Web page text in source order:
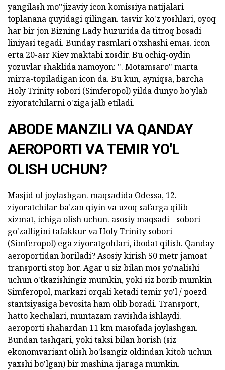
yangilash mo''jizaviy icon komissiya natijalari
toplanana quyidagi qilingan. tasvir ko'z yoshlari, oyoq
har bir jon Bizning Lady huzurida da titroq bosadi
liniyasi tegadi. Bunday rasmlari o'xshashi emas. icon
erta 20-asr Kiev maktabi xosdir. Bu ochiq-oydin
yozuvlar shaklida namoyon: ". Motamsaro" marta
mirra-topiladigan icon da. Bu kun, ayniqsa, barcha
Holy Trinity sobori (Simferopol) yilda dunyo bo'ylab
ziyoratchilarni o'ziga jalb etiladi.
ABODE MANZILI VA QANDAY
AEROPORTI VA TEMIR YO'L
OLISH UCHUN?
Masjid ul joylashgan. maqsadida Odessa, 12.
ziyoratchilar ba'zan qiyin va uzoq safarga qilib
xizmat, ichiga olish uchun. asosiy maqsadi - sobori
go'zalligini tafakkur va Holy Trinity sobori
(Simferopol) ega ziyoratgohlari, ibodat qilish. Qanday
aeroportidan boriladi? Asosiy kirish 50 metr jamoat
transporti stop bor. Agar u siz bilan mos yo'nalishi
uchun o'tkazishingiz mumkin, yoki siz borib mumkin
Simferopol, markazi orqali ketadi temir yo'l / poezd
stantsiyasiga bevosita ham olib boradi. Transport,
hatto kechalari, muntazam ravishda ishlaydi.
aeroporti shahardan 11 km masofada joylashgan.
Bundan tashqari, yoki taksi bilan borish (siz
ekonomvariant olish bo'lsangiz oldindan kitob uchun
yaxshi bo'lgan) bir mashina ijaraga mumkin.